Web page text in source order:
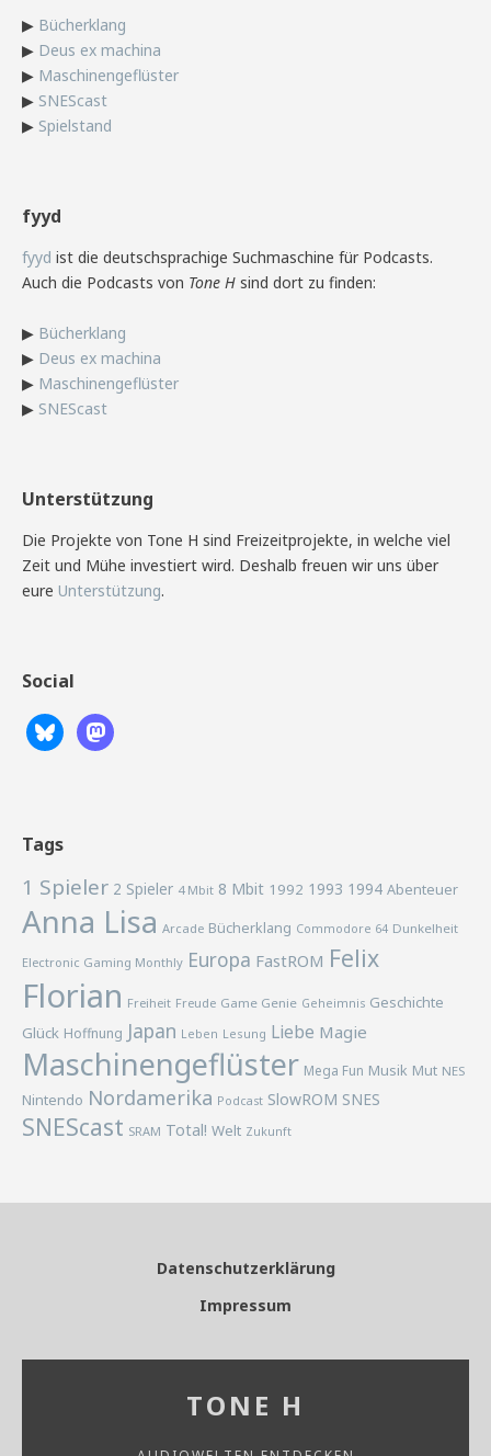
▶ Bücherklang
▶ Deus ex machina
▶ Maschinengeflüster
▶ SNEScast
▶ Spielstand
fyyd
fyyd ist die deutschsprachige Suchmaschine für Podcasts.
Auch die Podcasts von Tone H sind dort zu finden:
▶ Bücherklang
▶ Deus ex machina
▶ Maschinengeflüster
▶ SNEScast
Unterstützung
Die Projekte von Tone H sind Freizeitprojekte, in welche viel
Zeit und Mühe investiert wird. Deshalb freuen wir uns über
eure Unterstützung.
Social
Tags
1 Spieler 2 Spieler 4 Mbit 8 Mbit 1992 1993 1994 Abenteuer
Anna Lisa Arcade Bücherklang Commodore 64 Dunkelheit
Electronic Gaming Monthly Europa FastROM Felix
Florian Freiheit Freude Game Genie Geheimnis Geschichte
Glück Hoffnung Japan Leben Lesung Liebe Magie
Maschinengeflüster Mega Fun Musik Mut NES
Nintendo Nordamerika Podcast SlowROM SNES
SNEScast SRAM Total! Welt Zukunft
Datenschutzerklärung
Impressum
TONE H